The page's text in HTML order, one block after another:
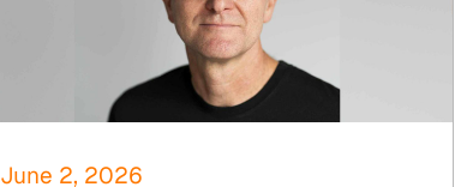
June 2, 2026